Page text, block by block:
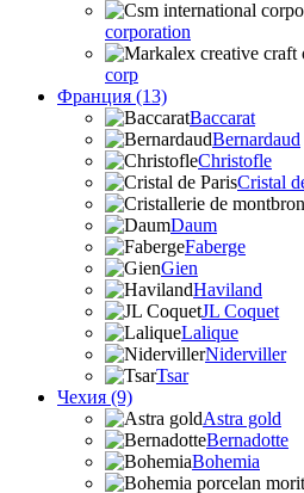
corporation
corp
Франция (13)
Baccarat
Bernardaud
Christofle
Cristal
Daum
Faberge
Gien
Haviland
JL Coquet
Lalique
Niderviller
Tsar
Чехия (9)
Astra gold
Bernadotte
Bohemia